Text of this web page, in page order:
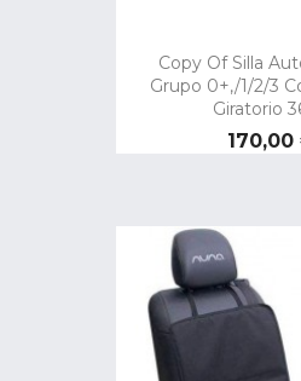
Copy Of Silla
Grupo 0+,/1/2/3
Giratorio
Preço
170,00